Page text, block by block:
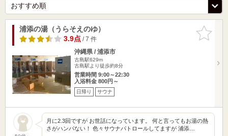
お気に入
りに追加
浦添の湯（うらそえのゆ）
3.9点/ 7 件
沖縄県 / 浦添市
古島駅629m
古島駅より徒歩約8分
営業時間 9:00～22:30
入浴料金 800円～
日帰り サウナ
月に2.3回ですが お世話になっています。 何と言ってもお湯の熱
さがハンパない！ 色々サウナパトロールしてますが 浦添…